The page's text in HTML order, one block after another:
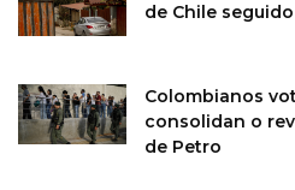
de Chile
Colombianos
consolidan o
de Petro